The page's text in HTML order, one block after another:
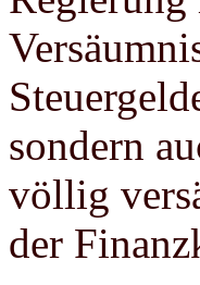
sondern
völlig
der